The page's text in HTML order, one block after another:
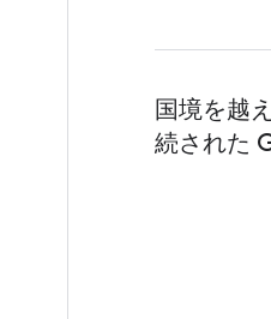
国境を越
続された